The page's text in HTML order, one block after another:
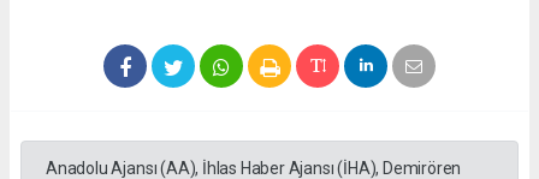
Anadolu Ajansı (AA), İhlas Haber Ajansı (İHA), Demirören